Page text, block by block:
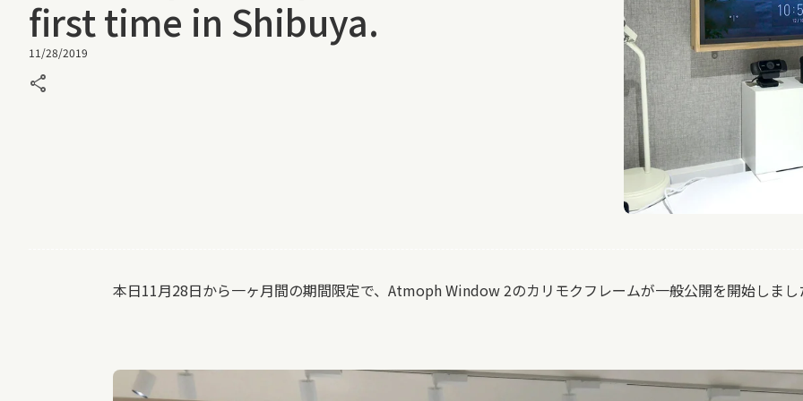
first time in Shibuya.
11/28/2019
share
本日11月28日から一ヶ月間の期間限定で、Atmoph Window 2のカリモクフレームが一般公開を開始しまし